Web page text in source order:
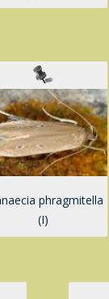
phragmitella
(I)